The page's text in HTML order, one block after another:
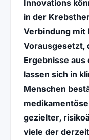
Innovations
in der
Verbindung mit
Vorausgesetzt,
Ergebnisse
lassen sich in
Menschen
gezielter,
viele der